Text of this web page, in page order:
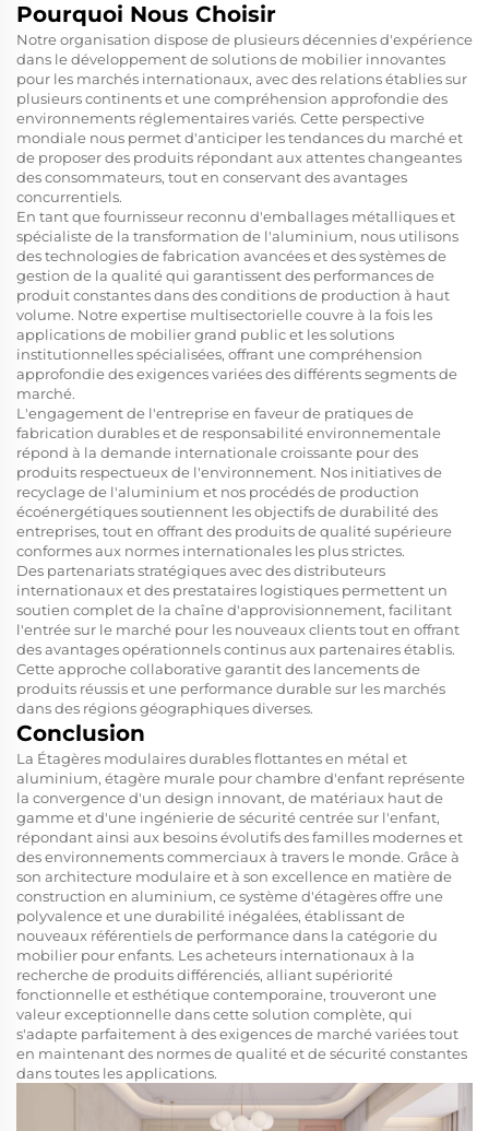
Pourquoi Nous Choisir
Notre organisation dispose de plusieurs décennies d'expérience
dans le développement de solutions de mobilier innovantes
pour les marchés internationaux, avec des relations établies sur
plusieurs continents et une compréhension approfondie des
environnements réglementaires variés. Cette perspective
mondiale nous permet d'anticiper les tendances du marché et
de proposer des produits répondant aux attentes changeantes
des consommateurs, tout en conservant des avantages
concurrentiels.
En tant que fournisseur reconnu d'emballages métalliques et
spécialiste de la transformation de l'aluminium, nous utilisons
des technologies de fabrication avancées et des systèmes de
gestion de la qualité qui garantissent des performances de
produit constantes dans des conditions de production à haut
volume. Notre expertise multisectorielle couvre à la fois les
applications de mobilier grand public et les solutions
institutionnelles spécialisées, offrant une compréhension
approfondie des exigences variées des différents segments de
marché.
L'engagement de l'entreprise en faveur de pratiques de
fabrication durables et de responsabilité environnementale
répond à la demande internationale croissante pour des
produits respectueux de l'environnement. Nos initiatives de
recyclage de l'aluminium et nos procédés de production
écoénergétiques soutiennent les objectifs de durabilité des
entreprises, tout en offrant des produits de qualité supérieure
conformes aux normes internationales les plus strictes.
Des partenariats stratégiques avec des distributeurs
internationaux et des prestataires logistiques permettent un
soutien complet de la chaîne d'approvisionnement, facilitant
l'entrée sur le marché pour les nouveaux clients tout en offrant
des avantages opérationnels continus aux partenaires établis.
Cette approche collaborative garantit des lancements de
produits réussis et une performance durable sur les marchés
dans des régions géographiques diverses.
Conclusion
La Étagères modulaires durables flottantes en métal et
aluminium, étagère murale pour chambre d'enfant représente
la convergence d'un design innovant, de matériaux haut de
gamme et d'une ingénierie de sécurité centrée sur l'enfant,
répondant ainsi aux besoins évolutifs des familles modernes et
des environnements commerciaux à travers le monde. Grâce à
son architecture modulaire et à son excellence en matière de
construction en aluminium, ce système d'étagères offre une
polyvalence et une durabilité inégalées, établissant de
nouveaux référentiels de performance dans la catégorie du
mobilier pour enfants. Les acheteurs internationaux à la
recherche de produits différenciés, alliant supériorité
fonctionnelle et esthétique contemporaine, trouveront une
valeur exceptionnelle dans cette solution complète, qui
s'adapte parfaitement à des exigences de marché variées tout
en maintenant des normes de qualité et de sécurité constantes
dans toutes les applications.